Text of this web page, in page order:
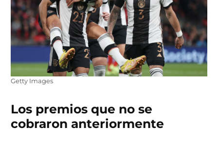
Getty Images
Los premios que no se
cobraron anteriormente